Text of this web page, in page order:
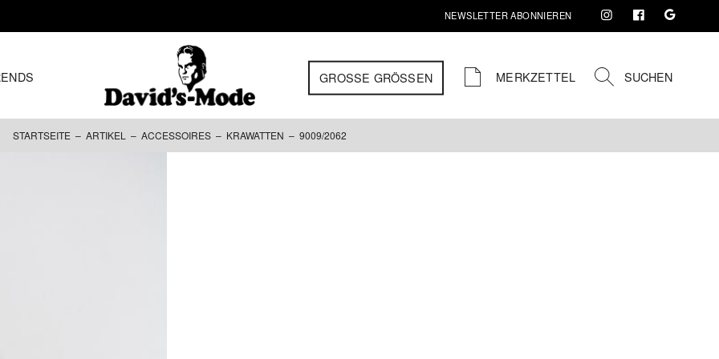
NEWSLETTER ABONNIEREN
GROSSE GRÖSSEN MERKZETTEL SUCHEN
STARTSEITE – ARTIKEL – ACCESSOIRES – KRAWATTEN – 9009/2062